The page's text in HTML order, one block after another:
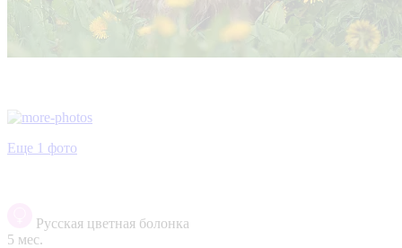
Еще 1 фото
Русская цветная болонка
5 мес.